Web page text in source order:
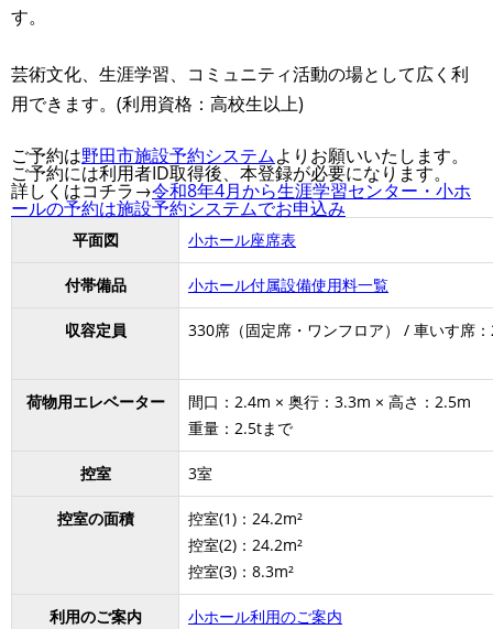
す。
芸術文化、生涯学習、コミュニティ活動の場として広く利
用できます。(利用資格：高校生以上)
ご予約は野田市施設予約システムよりお願いいたします。
ご予約には利用者ID取得後、本登録が必要になります。
詳しくはコチラ→令和8年4月から生涯学習センター・小ホ
ールの予約は施設予約システムでお申込み
平面図 小ホール座席表
付帯備品 小ホール付属設備使用料一覧
収容定員 330席（固定席・ワンフロア） / 車いす席
荷物用エレベーター
間口：2.4m × 奥行：3.3m × 高さ：2.5m
重量：2.5tまで
控室 3室
控室の面積
控室(1)：24.2m²
控室(2)：24.2m²
控室(3)：8.3m²
利用のご案内 小ホール利用のご案内